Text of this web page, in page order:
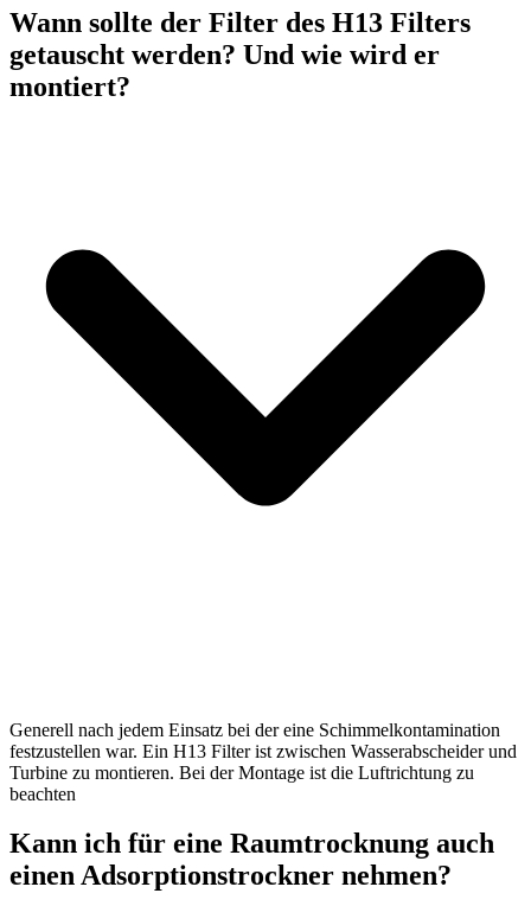
Wann sollte der Filter des H13 Filters
getauscht werden? Und wie wird er
montiert?
Generell nach jedem Einsatz bei der eine Schimmelkontamination
festzustellen war. Ein H13 Filter ist zwischen Wasserabscheider und
Turbine zu montieren. Bei der Montage ist die Luftrichtung zu
beachten
Kann ich für eine Raumtrocknung auch
einen Adsorptionstrockner nehmen?